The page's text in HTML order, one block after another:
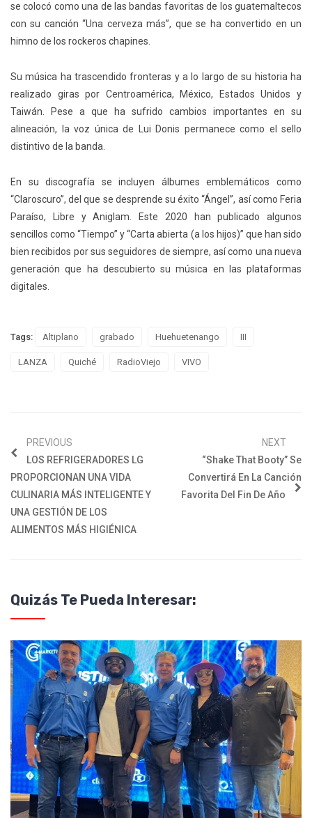
se colocó como una de las bandas favoritas de los guatemaltecos
con su canción “Una cerveza más”, que se ha convertido en un
himno de los rockeros chapines.
Su música ha trascendido fronteras y a lo largo de su historia ha
realizado giras por Centroamérica, México, Estados Unidos y
Taiwán. Pese a que ha sufrido cambios importantes en su
alineación, la voz única de Lui Donis permanece como el sello
distintivo de la banda.
En su discografía se incluyen álbumes emblemáticos como
“Claroscuro”, del que se desprende su éxito “Ángel”, así como Feria
Paraíso, Libre y Aniglam. Este 2020 han publicado algunos
sencillos como “Tiempo” y “Carta abierta (a los hijos)” que han sido
bien recibidos por sus seguidores de siempre, así como una nueva
generación que ha descubierto su música en las plataformas
digitales.
Tags: Altiplano grabado Huehuetenango III
LANZA Quiché RadioViejo VIVO
PREVIOUS
LOS REFRIGERADORES LG
PROPORCIONAN UNA VIDA
CULINARIA MÁS INTELIGENTE Y
UNA GESTIÓN DE LOS
ALIMENTOS MÁS HIGIÉNICA
NEXT
“Shake That Booty” Se
Convertirá En La Canción
Favorita Del Fin De Año
Quizás Te Pueda Interesar: